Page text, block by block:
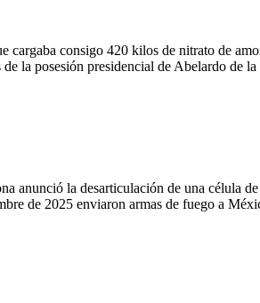
consigo 420 kilos de nitrato de
de la posesión presidencial de Abelardo
anunció la desarticulación de una célula
de 2025 enviaron armas de fuego a